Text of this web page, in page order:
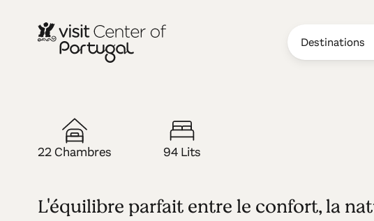
Destinations
HÔTEL
Ride Surf
22 Chambres 94 Lits
L'équilibre parfait entre le confort, la